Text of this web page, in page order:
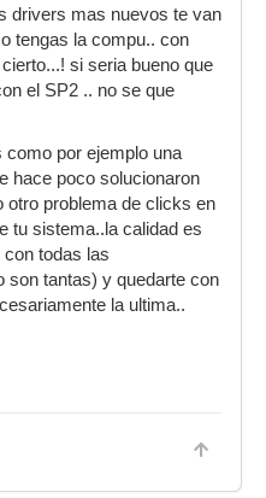
drivers mas nuevos te van
tengas la compu.. con
si seria bueno que
el SP2 .. no se que
como por ejemplo una
hace poco solucionaron
otro problema de clicks en
tu sistema..la calidad es
con todas las
son tantas) y quedarte con
la ultima..